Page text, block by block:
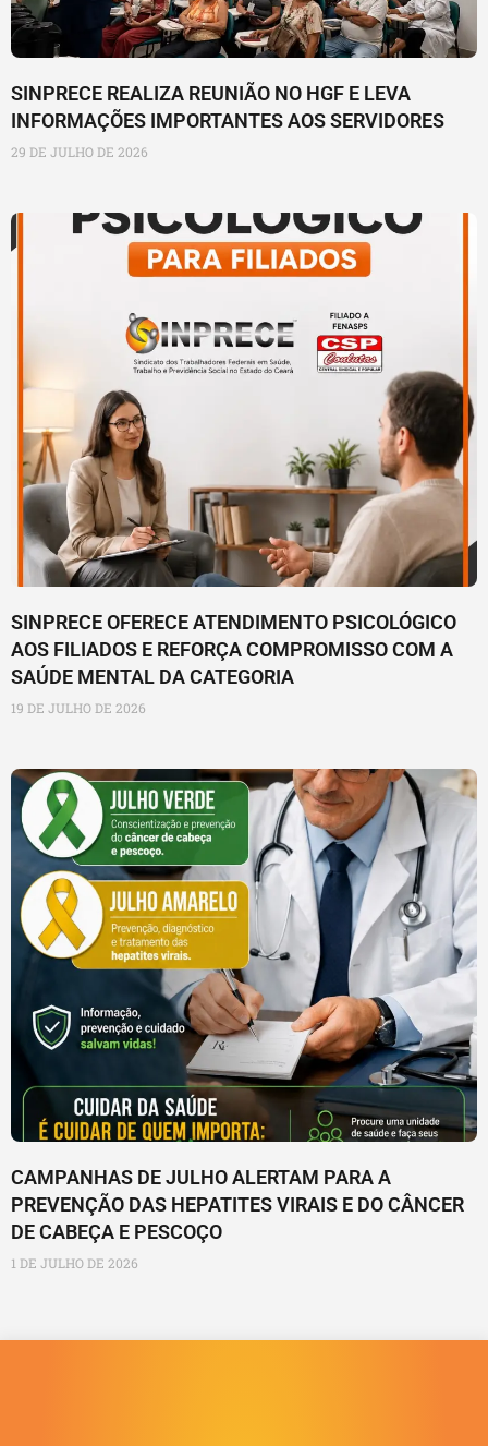
SINPRECE REALIZA REUNIÃO NO HGF E LEVA
INFORMAÇÕES IMPORTANTES AOS SERVIDORES
29 DE JULHO DE 2026
SINPRECE OFERECE ATENDIMENTO PSICOLÓGICO
AOS FILIADOS E REFORÇA COMPROMISSO COM A
SAÚDE MENTAL DA CATEGORIA
19 DE JULHO DE 2026
CAMPANHAS DE JULHO ALERTAM PARA A
PREVENÇÃO DAS HEPATITES VIRAIS E DO CÂNCER
DE CABEÇA E PESCOÇO
1 DE JULHO DE 2026